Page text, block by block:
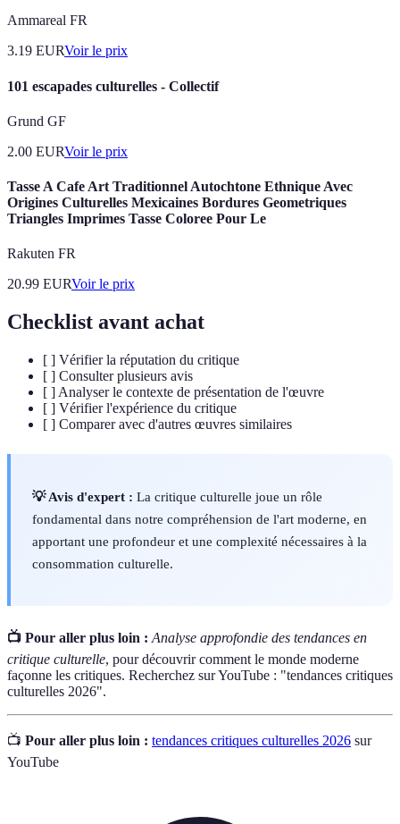
Ammareal FR
3.19 EURVoir le prix
101 escapades culturelles - Collectif
Grund GF
2.00 EURVoir le prix
Tasse A Cafe Art Traditionnel Autochtone Ethnique Avec
Origines Culturelles Mexicaines Bordures Geometriques
Triangles Imprimes Tasse Coloree Pour Le
Rakuten FR
20.99 EURVoir le prix
Checklist avant achat
[ ] Vérifier la réputation du critique
[ ] Consulter plusieurs avis
[ ] Analyser le contexte de présentation de l'œuvre
[ ] Vérifier l'expérience du critique
[ ] Comparer avec d'autres œuvres similaires
💡 Avis d'expert : La critique culturelle joue un rôle
fondamental dans notre compréhension de l'art moderne, en
apportant une profondeur et une complexité nécessaires à la
consommation culturelle.
📺 Pour aller plus loin : Analyse approfondie des tendances en
critique culturelle, pour découvrir comment le monde moderne
façonne les critiques. Recherchez sur YouTube : "tendances critiques
culturelles 2026".
📺 Pour aller plus loin : tendances critiques culturelles 2026 sur
YouTube